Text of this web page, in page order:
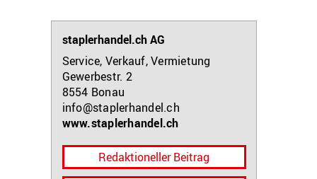
staplerhandel.ch AG
Service, Verkauf, Vermietung
Gewerbestr. 2
8554 Bonau
info@staplerhandel.ch
www.staplerhandel.ch
Redaktioneller Beitrag